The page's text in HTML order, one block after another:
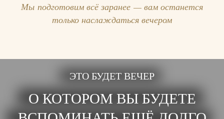
Мы подготовим всё заранее — вам останется
только наслаждаться вечером